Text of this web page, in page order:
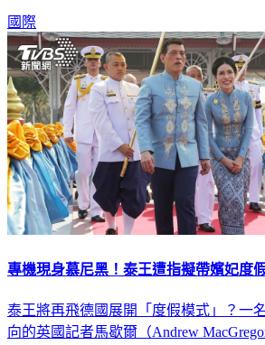
國際
專機現身慕尼黑！泰王遭指擬帶嬪妃
泰王將再飛德國展開「度假模式」？一
向的英國記者馬歇爾（Andrew